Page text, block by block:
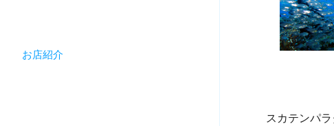
お店紹介